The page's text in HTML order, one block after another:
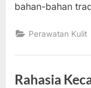
bahan-bahan
Perawatan Kulit
Rahasia